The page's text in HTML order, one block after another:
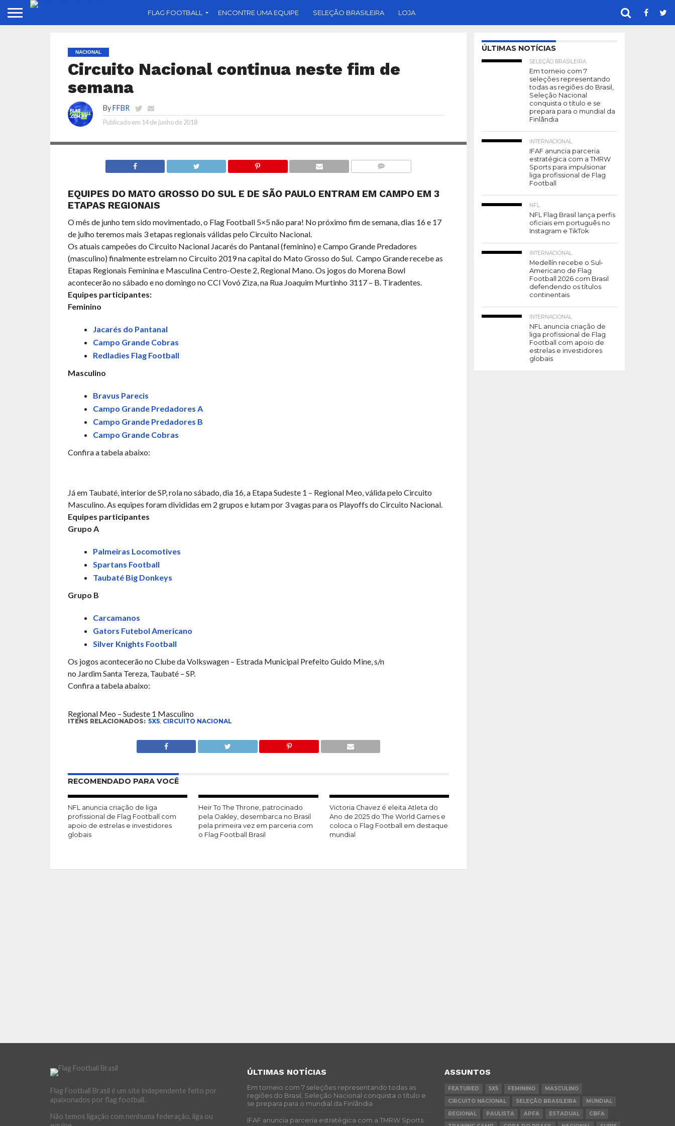
FLAG FOOTBALL ENCONTRE UMA EQUIPE SELEÇÃO BRASILEIRA LOJA
NACIONAL
Circuito Nacional continua neste fim de
semana
ByFFBR
Publicado em 14 de junho de 2018
EQUIPES DO MATO GROSSO DO SUL E DE SÃO PAULO ENTRAM EM CAMPO EM 3
ETAPAS REGIONAIS
O mês de junho tem sido movimentado, o Flag Football 5×5 não para! No próximo fim de semana, dias 16 e 17
de julho teremos mais 3 etapas regionais válidas pelo Circuito Nacional.
Os atuais campeões do Circuito Nacional Jacarés do Pantanal (feminino) e Campo Grande Predadores
(masculino) finalmente estreiam no Circuito 2019 na capital do Mato Grosso do Sul. Campo Grande recebe as
Etapas Regionais Feminina e Masculina Centro-Oeste 2, Regional Mano. Os jogos do Morena Bowl
acontecerão no sábado e no domingo no CCI Vovó Ziza, na Rua Joaquim Murtinho 3117 – B. Tiradentes.
Equipes participantes:
Feminino
Jacarés do Pantanal
Campo Grande Cobras
Redladies Flag Football
Masculino
Bravus Parecis
Campo Grande Predadores A
Campo Grande Predadores B
Campo Grande Cobras
Confira a tabela abaixo:
Já em Taubaté, interior de SP, rola no sábado, dia 16, a Etapa Sudeste 1 – Regional Meo, válida pelo Circuito
Masculino. As equipes foram divididas em 2 grupos e lutam por 3 vagas para os Playoffs do Circuito Nacional.
Equipes participantes
Grupo A
Palmeiras Locomotives
Spartans Football
Taubaté Big Donkeys
Grupo B
Carcamanos
Gators Futebol Americano
Silver Knights Football
Os jogos acontecerão no Clube da Volkswagen – Estrada Municipal Prefeito Guido Mine, s/n
no Jardim Santa Tereza, Taubaté – SP.
Confira a tabela abaixo:
Regional Meo – Sudeste 1 Masculino
ITENS RELACIONADOS: 5X5, CIRCUITO NACIONAL
RECOMENDADO PARA VOCÊ
NFL anuncia criação de liga
profissional de Flag Football com
apoio de estrelas e investidores
globais
Heir To The Throne, patrocinado
pela Oakley, desembarca no Brasil
pela primeira vez em parceria com
o Flag Football Brasil
Victoria Chavez é eleita Atleta do
Ano de 2025 do The World Games e
coloca o Flag Football em destaque
mundial
ÚLTIMAS NOTÍCIAS
SELEÇÃO BRASILEIRA
Em torneio com 7
seleções representando
todas as regiões do Brasil,
Seleção Nacional
conquista o título e se
prepara para o mundial da
Finlândia
INTERNACIONAL
IFAF anuncia parceria
estratégica com a TMRW
Sports para impulsionar
liga profissional de Flag
Football
NFL
NFL Flag Brasil lança perfis
oficiais em português no
Instagram e TikTok
INTERNACIONAL
Medellín recebe o Sul-
Americano de Flag
Football 2026 com Brasil
defendendo os títulos
continentais
INTERNACIONAL
NFL anuncia criação de
liga profissional de Flag
Football com apoio de
estrelas e investidores
globais
Flag Football Brasil é um site independente feito por
apaixonados por flag football.
Não temos ligação com nenhuma federação, liga ou
ÚLTIMAS NOTÍCIAS
Em torneio com 7 seleções representando todas as
regiões do Brasil, Seleção Nacional conquista o título e
se prepara para o mundial da Finlândia
IFAF anuncia parceria estratégica com a TMRW Sports
ASSUNTOS
FEATURED 5X5 FEMININO
MASCULINO
CIRCUITO NACIONAL
SELEÇÃO BRASILEIRA
MUNDIAL
REGIONAL
PAULISTA APFA ESTADUAL
CBFA